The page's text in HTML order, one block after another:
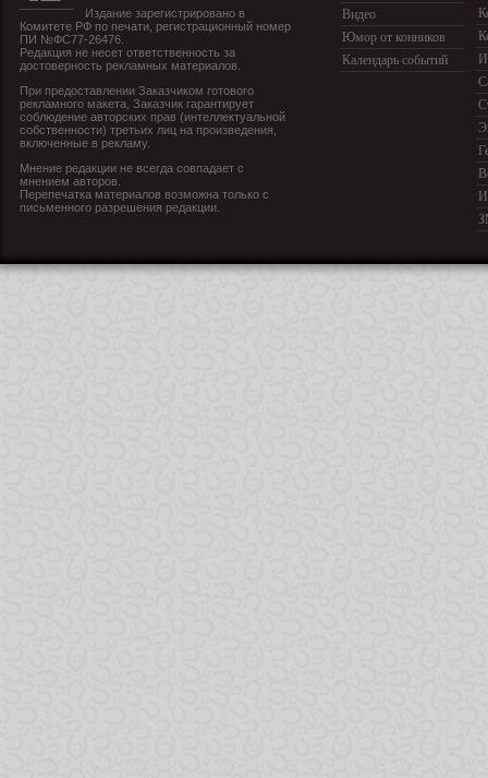
Издание зарегистрировано в
Комитете РФ по печати, регистрационный номер
ПИ №ФС77-26476.
Редакция не несет ответственность за
достоверность рекламных материалов.
При предоставлении Заказчиком готового
рекламного макета, Заказчик гарантирует
соблюдение авторских прав (интеллектуальной
собственности) третьих лиц на произведения,
включенные в рекламу.
Мнение редакции не всегда совпадает с
мнением авторов.
Перепечатка материалов возможна только с
письменного разрешения редакции.
Видео
Юмор от конников
Календарь событий